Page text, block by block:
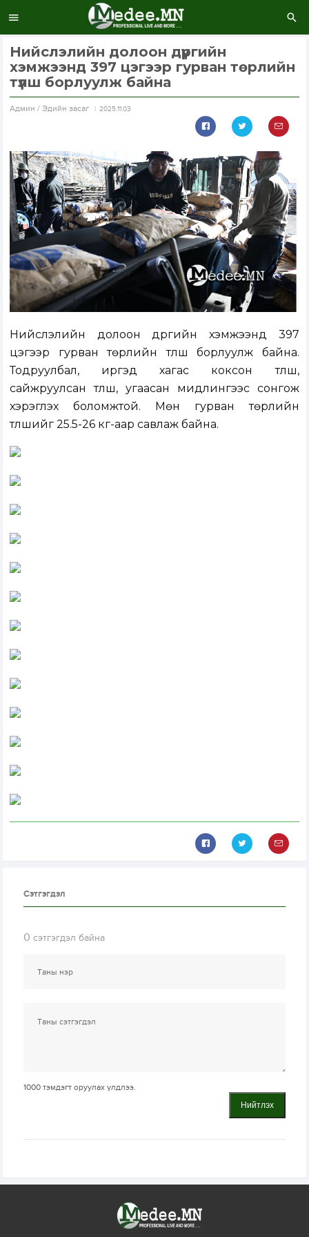
Нийслэлийн долоон дүүргийн
хэмжээнд 397 цэгээр гурван төрлийн
түлш борлуулж байна
Aдмин / Эдийн засаг 2025.11.03
Нийслэлийн долоон дүүргийн хэмжээнд 397
цэгээр гурван төрлийн түлш борлуулж байна.
Тодруулбал, иргэд хагас коксон түлш,
сайжруулсан түлш, угаасан мидлингээс сонгож
хэрэглэх боломжтой. Мөн гурван төрлийн
түлшийг 25.5-26 кг-аар савлаж байна.
Сэтгэгдэл
0 сэтгэгдэл байна
1000 тэмдэгт оруулах үлдлээ.
Нийтлэх